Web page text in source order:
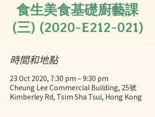
食生美食基礎廚藝課
(三) (2020-E212-021)
時間和地點
23 Oct 2020, 7:30 pm – 9:30 pm
Cheung Lee Commercial Building, 25號
Kimberley Rd, Tsim Sha Tsui, Hong Kong